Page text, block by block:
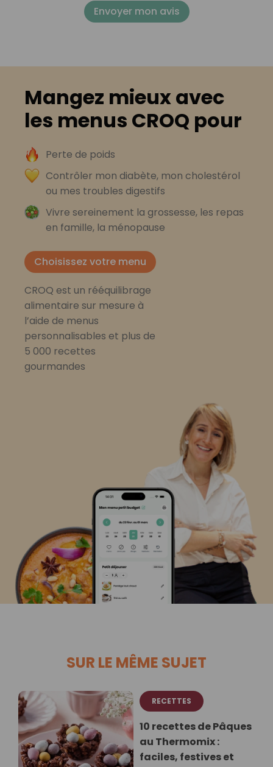
Envoyer mon avis
Mangez mieux avec
les menus CROQ pour
Perte de poids
Contrôler mon diabète, mon cholestérol
ou mes troubles digestifs
Vivre sereinement la grossesse, les repas
en famille, la ménopause
Choisissez votre menu
CROQ est un rééquilibrage
alimentaire sur mesure à
l’aide de menus
personnalisables et plus de
5 000 recettes
gourmandes
SUR LE MÊME SUJET
RECETTES
10 recettes de Pâques
au Thermomix :
faciles, festives et